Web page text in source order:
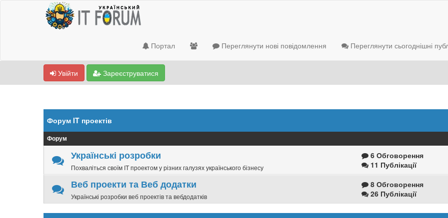
Портал Переглянути нові повідомлення Переглянути сьогоднішні
Увійти Зареєструватися
Форум IT проектів
Форум
Українські розробки
Похваліться своїм IT проектом у різних галузях українського бізнесу
6 Обговорення
11 Публікації
Веб проекти та Веб додатки
Українські розробки веб проектів та вебдодатків
8 Обговорення
26 Публікації